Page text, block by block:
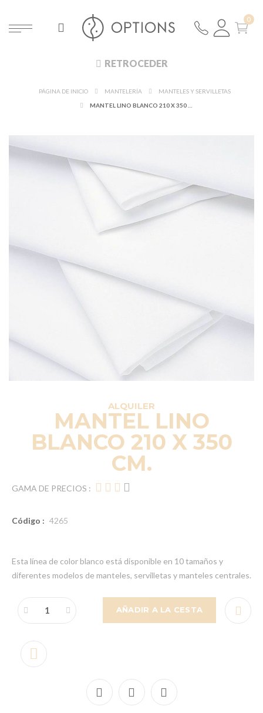
RETROCEDER
PÁGINA DE INICIO MANTELERÍA
MANTELES Y SERVILLETAS
ALQUILER
MANTEL LINO
BLANCO 210 X 350
CM.
GAMA DE PRECIOS :
Código : 4265
Esta línea de color blanco está disponible en 10 tamaños y
diferentes modelos de manteles, servilletas y manteles centrales.
AÑADIR A LA CESTA